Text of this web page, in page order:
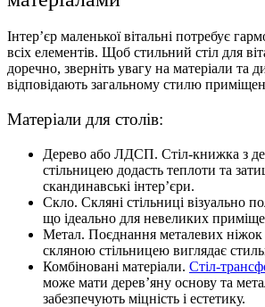
Інтер’єр маленької вітальні потребує
всіх елементів. Щоб стильний стіл для
доречно, зверніть увагу на матеріали та
відповідають загальному стилю
Матеріали для столів:
Дерево або ЛДСП. Стіл-книжка з
стільницею додасть теплоти та
скандинавські інтер’єри.
Скло. Скляні стільниці візуально
що ідеально для невеликих
Метал. Поєднання металевих ніжок
скляною стільницею виглядає
Комбіновані матеріали. Стіл-
може мати дерев’яну основу та
забезпечують міцність і естетику.